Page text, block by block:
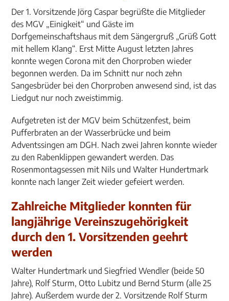
Der 1. Vorsitzende Jörg Caspar begrüßte die Mitglieder
des MGV „Einigkeit“ und Gäste im
Dorfgemeinschaftshaus mit dem Sängergruß „Grüß Gott
mit hellem Klang“. Erst Mitte August letzten Jahres
konnte wegen Corona mit den Chorproben wieder
begonnen werden. Da im Schnitt nur noch zehn
Sangesbrüder bei den Chorproben anwesend sind, ist das
Liedgut nur noch zweistimmig.
Aufgetreten ist der MGV beim Schützenfest, beim
Pufferbraten an der Wasserbrücke und beim
Adventssingen am DGH. Nach zwei Jahren konnte wieder
zu den Rabenklippen gewandert werden. Das
Rosenmontagsessen mit Nils und Walter Hundertmark
konnte nach langer Zeit wieder gefeiert werden.
Zahlreiche Mitglieder konnten für
langjährige Vereinszugehörigkeit
durch den 1. Vorsitzenden geehrt
werden
Walter Hundertmark und Siegfried Wendler (beide 50
Jahre), Rolf Sturm, Otto Lubitz und Bernd Sturm (alle 25
Jahre). Außerdem wurde der 2. Vorsitzende Rolf Sturm